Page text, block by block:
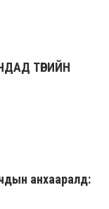
ТӨРИЙН
анхааралд: